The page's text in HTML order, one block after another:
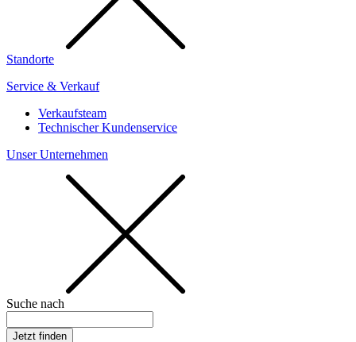
Standorte
Service & Verkauf
Verkaufsteam
Technischer Kundenservice
Unser Unternehmen
Suche nach